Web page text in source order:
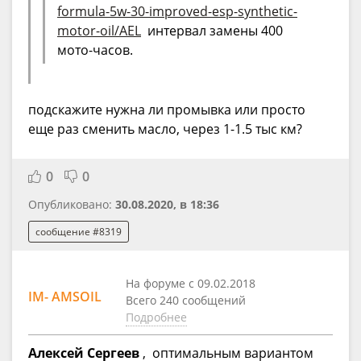
formula-5w-30-improved-esp-synthetic-
motor-oil/AEL интервал замены 400
мото-часов.
подскажите нужна ли промывка или просто
еще раз сменить масло, через 1-1.5 тыс км?
0 0
Опубликовано: 30.08.2020, в 18:36
сообщение #8319
IM- AMSOIL
На форуме с 09.02.2018
Всего 240 сообщений
Подробнее
Алексей Сергеев , оптимальным вариантом